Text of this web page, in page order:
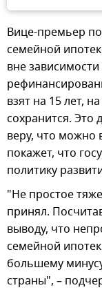
Вице-премьер
семейной
вне
взят на 15 лет,
сохранится. Это
веру, что можно
покажет, что
политику
"Не простое
принял.
выводу, что
семейной
большему
страны", –